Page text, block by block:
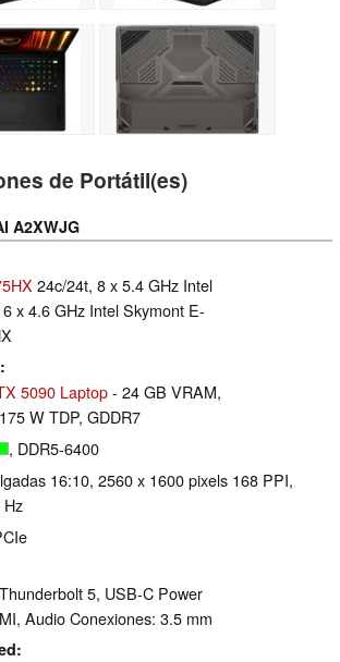
de Portátil(es)
A2XWJG
24c/24t, 8 x 5.4 GHz Intel
x 4.6 GHz Intel Skymont E-
5090 Laptop- 24 GB VRAM,
W TDP, GDDR7
, DDR5-6400
16:10, 2560 x 1600 pixels 168 PPI,
5, USB-C Power
Audio Conexiones: 3.5 mm